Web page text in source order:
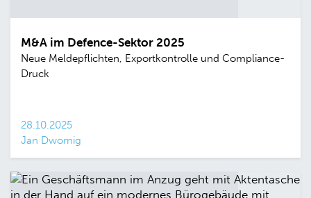
M&A im Defence-Sektor 2025
Neue Meldepflichten, Exportkontrolle und Compliance-
Druck
28.10.2025
Jan Dwornig